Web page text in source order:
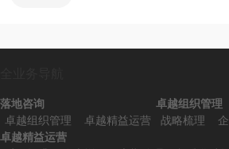
落地咨询
卓越组织管理
卓越精益运营
卓越组织管理
战略梳理
卓越精益运营